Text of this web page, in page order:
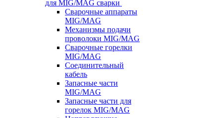
для MIG/MAG сварки
Сварочные аппараты
MIG/MAG
Механизмы подачи
проволоки MIG/MAG
Сварочные горелки
MIG/MAG
Соединительный
кабель
Запасные части
MIG/MAG
Запасные части для
горелок MIG/MAG